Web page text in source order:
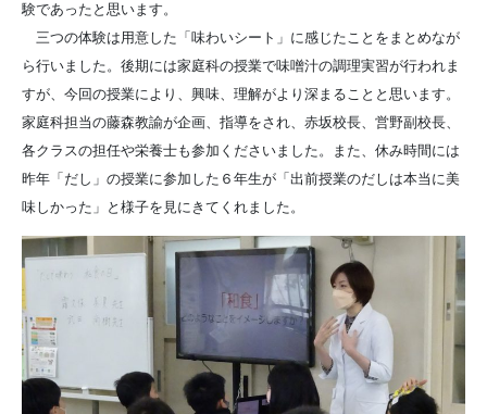
験であったと思います。
三つの体験は用意した「味わいシート」に感じたことをまとめなが
ら行いました。後期には家庭科の授業で味噌汁の調理実習が行われま
すが、今回の授業により、興味、理解がより深まることと思います。
家庭科担当の藤森教諭が企画、指導をされ、赤坂校長、営野副校長、
各クラスの担任や栄養士も参加くださいました。また、休み時間には
昨年「だし」の授業に参加した６年生が「出前授業のだしは本当に美
味しかった」と様子を見にきてくれました。